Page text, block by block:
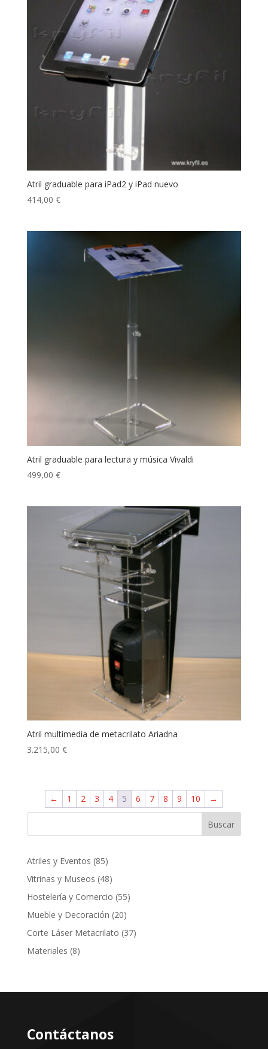
Atril graduable para iPad2 y iPad nuevo
414,00 €
Atril graduable para lectura y música Vivaldi
499,00 €
Atril multimedia de metacrilato Ariadna
3.215,00 €
← 1 2 3 4 5 6 7 8 9 10 →
Buscar
Atriles y Eventos 8585
productos
Vitrinas y Museos 4848
productos
Hostelería y Comercio 5555
Mueble y Decoración 2020
productos
Corte Láser Metacrilato 3737
Materiales 88
Contáctanos